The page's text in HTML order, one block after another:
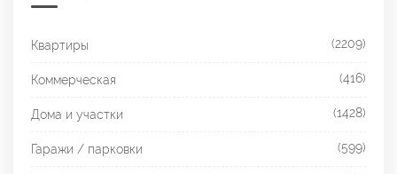
Квартиры (2209)
Коммерческая (416)
Дома и участки (1428)
Гаражи / парковки (599)